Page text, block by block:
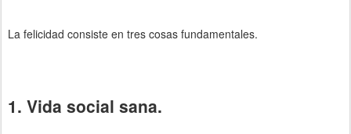
La felicidad consiste en tres cosas fundamentales.
1. Vida social sana.